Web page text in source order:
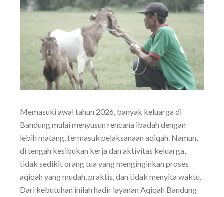
Memasuki awal tahun 2026, banyak keluarga di
Bandung mulai menyusun rencana ibadah dengan
lebih matang, termasuk pelaksanaan aqiqah. Namun,
di tengah kesibukan kerja dan aktivitas keluarga,
tidak sedikit orang tua yang menginginkan proses
aqiqah yang mudah, praktis, dan tidak menyita waktu.
Dari kebutuhan inilah hadir layanan Aqiqah Bandung